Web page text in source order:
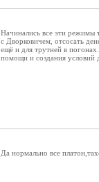
Начинались все эти режимы
с Дворковичем, отсосать
ещё и для трутней в
помощи и создания условий
Да нормально все